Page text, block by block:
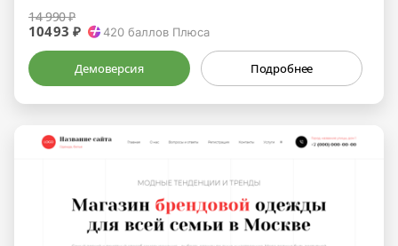
14 990 ₽
10493 ₽ 420 баллов Плюса
Демоверсия Подробнее